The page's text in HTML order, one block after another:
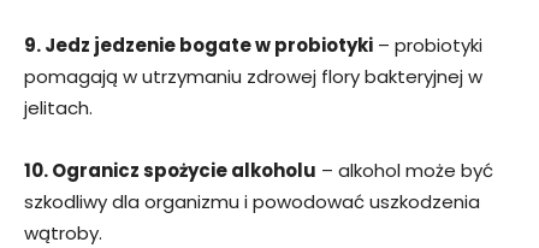
9. Jedz jedzenie bogate w probiotyki – probiotyki
pomagają w utrzymaniu zdrowej flory bakteryjnej w
jelitach.
10. Ogranicz spożycie alkoholu – alkohol może być
szkodliwy dla organizmu i powodować uszkodzenia
wątroby.